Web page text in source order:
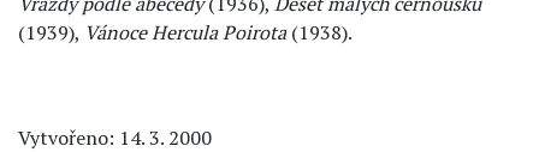
(1939), Vánoce Hercula Poirota(1938).
Vytvořeno: 14. 3. 2000